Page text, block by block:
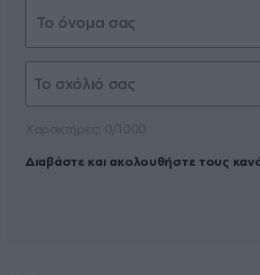
Διαβάστε και ακολουθήστε τους